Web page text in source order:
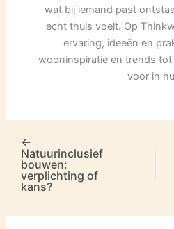
wat bij iemand past
echt thuis voelt. Op
ervaring, ideeën en
wooninspiratie en trends
voor in
←
Natuurinclusief
bouwen:
verplichting of
kans?